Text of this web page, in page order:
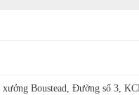
Boustead, Đường số 3,